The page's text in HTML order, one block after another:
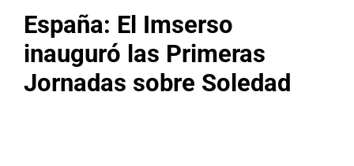
Actividades
Boletín
España: El Imserso
inauguró las Primeras
Jornadas sobre Soledad